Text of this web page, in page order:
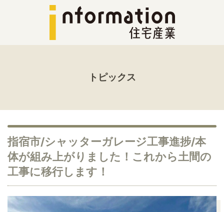
トピックス
指宿市/シャッターガレージ工事進捗/本
体が組み上がりました！これから土間の
工事に移行します！